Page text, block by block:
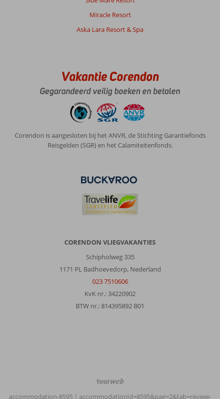
Miracle Resort
Aska Lara Resort & Spa
Vakantie Corendon
Gegarandeerd veilig boeken en betalen
Corendon is aangesloten bij het ANVR, de Stichting Garantiefonds
Reisgelden (SGR) en het Calamiteitenfonds.
CORENDON VLIEGVAKANTIES
Schipholweg 335
1171 PL Badhoevedorp, Nederland
023 7510606
KvK nr.: 34220902
BTW nr.: 814395892 B01
TourWeb
©
accommodation-8595 | accommodationId=8595&pag=2&tab=review-